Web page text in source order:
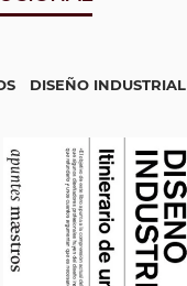
DISEÑO INDUSTRIAL